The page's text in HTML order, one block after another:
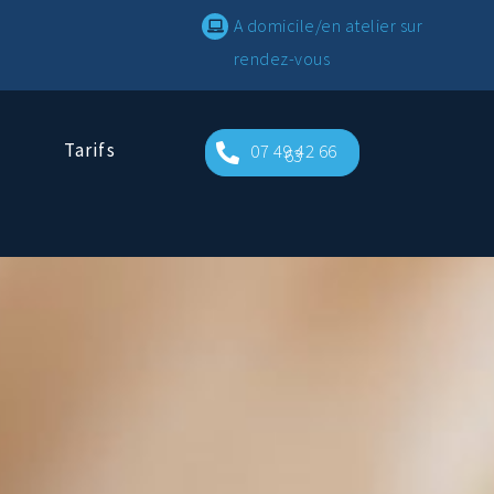
A domicile/en atelier sur
rendez-vous
Tarifs 07 49 42 66
63